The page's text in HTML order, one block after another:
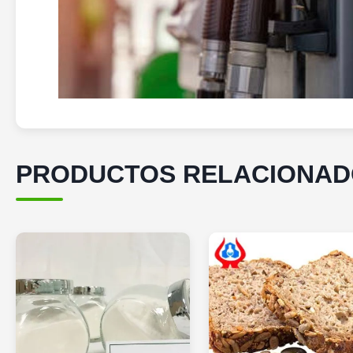
PRODUCTOS